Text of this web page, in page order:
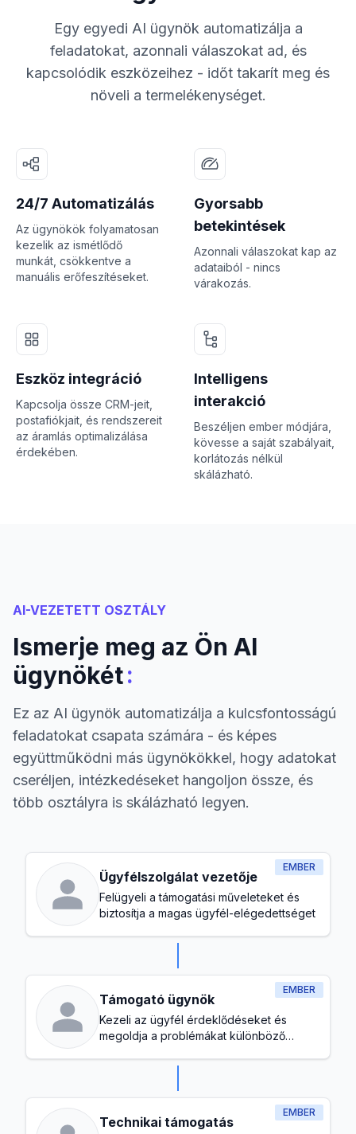
Egy egyedi AI ügynök automatizálja a
feladatokat, azonnali válaszokat ad, és
kapcsolódik eszközeihez - időt takarít meg és
növeli a termelékenységet.
24/7 Automatizálás
Az ügynökök folyamatosan
kezelik az ismétlődő
munkát, csökkentve a
manuális erőfeszítéseket.
Gyorsabb
betekintések
Azonnali válaszokat kap az
adataiból - nincs
várakozás.
Eszköz integráció
Kapcsolja össze CRM-jeit,
postafiókjait, és rendszereit
az áramlás optimalizálása
érdekében.
Intelligens
interakció
Beszéljen ember módjára,
kövesse a saját szabályait,
korlátozás nélkül
skálázható.
AI-VEZETETT OSZTÁLY
Ismerje meg az Ön AI
ügynökét:
Ez az AI ügynök automatizálja a kulcsfontosságú
feladatokat csapata számára - és képes
együttműködni más ügynökökkel, hogy adatokat
cseréljen, intézkedéseket hangoljon össze, és
több osztályra is skálázható legyen.
EMBER
Ügyfélszolgálat vezetője
Felügyeli a támogatási műveleteket és
biztosítja a magas ügyfél-elégedettséget
EMBER
Támogató ügynök
Kezeli az ügyfél érdeklődéseket és
megoldja a problémákat különböző
EMBER
Technikai támogatás